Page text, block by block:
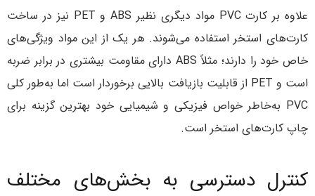
علاوه بر کارت PVC مواد دیگری نظیر ABS و PET نیز در ساخت
کارت‌های استخر استفاده می‌شوند. هر یک از این مواد ویژگی‌های
خاص خود را دارند؛ مثلاً ABS دارای مقاومت بیشتری در برابر ضربه
است و PET از قابلیت بازیافت بالایی برخوردار است اما به‌طور کلی
PVC به‌خاطر خواص فیزیکی و شیمیایی خود بهترین گزینه برای
چاپ کارت‌های استخر است.
کنترل دسترسی به بخش‌های مختلف